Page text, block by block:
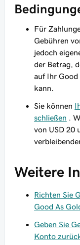
Für
Gebühren
jedoch
der Betrag,
auf Ihr Good
kann.
Sie können
schließen .
von USD 20
Weitere
Richten Sie
Good As
Geben Sie
Konto